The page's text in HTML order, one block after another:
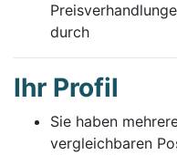
durch
Ihr Profil
Sie haben
vergleichbaren